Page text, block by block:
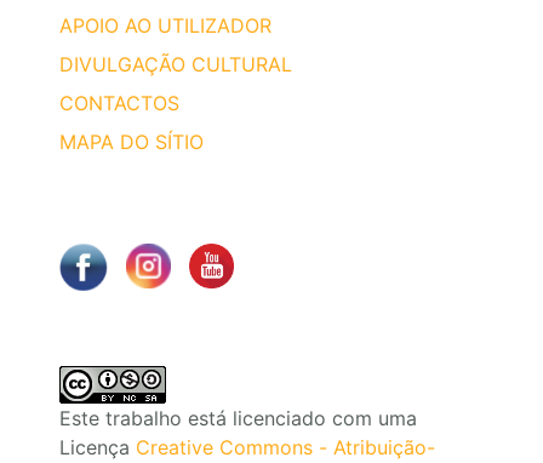
APOIO AO UTILIZADOR
DIVULGAÇÃO CULTURAL
CONTACTOS
MAPA DO SÍTIO
Este trabalho está licenciado com uma
Licença Creative Commons - Atribuição-